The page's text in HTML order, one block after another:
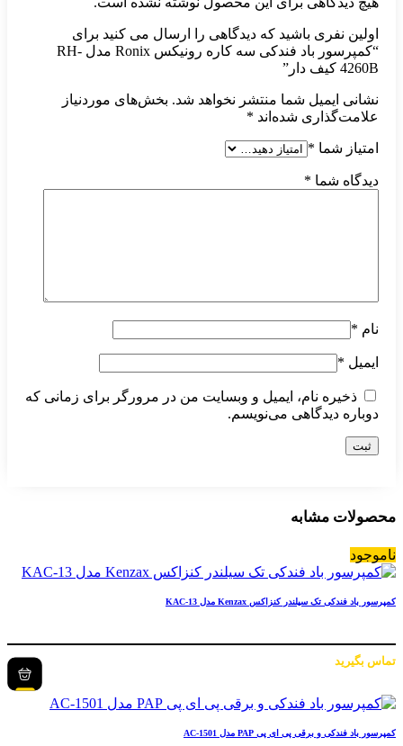
اولین نفری باشید که دیدگاهی را ارسال می کنید برای
“کمپرسور باد فندکی سه کاره رونیکس Ronix مدل RH-
4260B کیف دار”
نشانی ایمیل شما منتشر نخواهد شد. بخش‌های موردنیاز
علامت‌گذاری شده‌اند *
امتیاز شما *
دیدگاه شما *
نام *
ایمیل *
ذخیره نام، ایمیل و وبسایت من در مرورگر برای زمانی که
دوباره دیدگاهی می‌نویسم.
محصولات مشابه
ناموجود
کمپرسور باد فندکی تک سیلندر کنزاکس Kenzax مدل KAC-13
تماس بگیرید
کمپرسور باد فندکی و برقی پی ای پی PAP مدل AC-1501